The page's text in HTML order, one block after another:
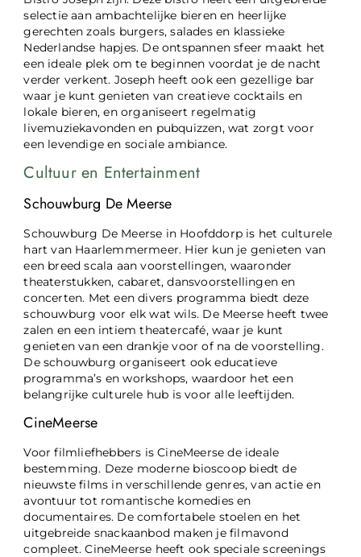
selectie aan ambachtelijke bieren en heerlijke
gerechten zoals burgers, salades en klassieke
Nederlandse hapjes. De ontspannen sfeer maakt het
een ideale plek om te beginnen voordat je de nacht
verder verkent. Joseph heeft ook een gezellige bar
waar je kunt genieten van creatieve cocktails en
lokale bieren, en organiseert regelmatig
livemuziekavonden en pubquizzen, wat zorgt voor
een levendige en sociale ambiance.
Cultuur en Entertainment
Schouwburg De Meerse
Schouwburg De Meerse in Hoofddorp is het culturele
hart van Haarlemmermeer. Hier kun je genieten van
een breed scala aan voorstellingen, waaronder
theaterstukken, cabaret, dansvoorstellingen en
concerten. Met een divers programma biedt deze
schouwburg voor elk wat wils. De Meerse heeft twee
zalen en een intiem theatercafé, waar je kunt
genieten van een drankje voor of na de voorstelling.
De schouwburg organiseert ook educatieve
programma’s en workshops, waardoor het een
belangrijke culturele hub is voor alle leeftijden.
CineMeerse
Voor filmliefhebbers is CineMeerse de ideale
bestemming. Deze moderne bioscoop biedt de
nieuwste films in verschillende genres, van actie en
avontuur tot romantische komedies en
documentaires. De comfortabele stoelen en het
uitgebreide snackaanbod maken je filmavond
compleet. CineMeerse heeft ook speciale screenings